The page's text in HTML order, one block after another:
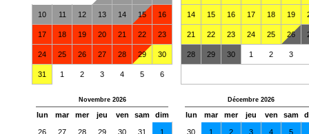
10 11 12 13 14 15 16
17 18 19 20 21 22 23
24 25 26 27 28 29 30
31 1 2 3 4 5 6
14 15 16 17 18 19
21 22 23 24 25 26
28 29 30 1 2 3
Novembre 2026
lun mar mer jeu ven sam dim
26 27 28 29 30 31 1
Décembre 2026
lun mar mer jeu ven sam
30 1 2 3 4 5